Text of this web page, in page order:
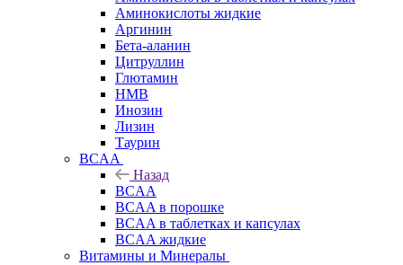
Аминокислоты жидкие
Аргинин
Бета-аланин
Цитруллин
Глютамин
HMB
Инозин
Лизин
Таурин
BCAA
Назад
BCAA
BCAA в порошке
BCAA в таблетках и капсулах
BCAA жидкие
Витамины и Минералы